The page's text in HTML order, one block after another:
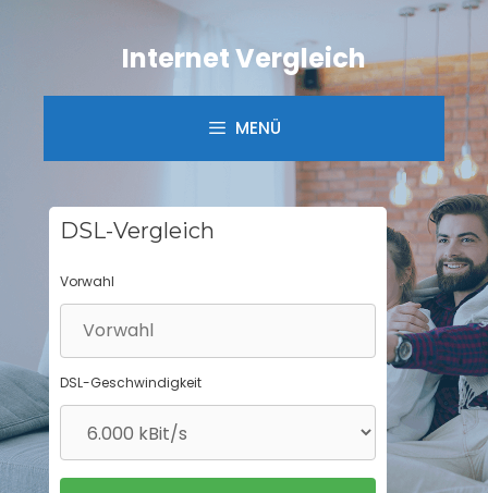
Internet Vergleich
MENÜ
DSL-Vergleich
Vorwahl
DSL-Geschwindigkeit